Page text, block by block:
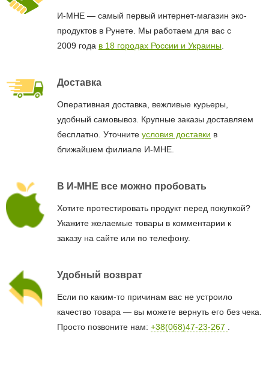
И-МНЕ — самый первый интернет-магазин эко-
продуктов в Рунете. Мы работаем для вас с
2009 года в 18 городах России и Украины
Доставка
Оперативная доставка, вежливые курьеры,
удобный самовывоз. Крупные заказы доставляем
бесплатно. Уточните условия доставки в
ближайшем филиале И-МНЕ.
В И-МНЕ все можно пробовать
Хотите протестировать продукт перед покупкой?
Укажите желаемые товары в комментарии к
заказу на сайте или по телефону.
Удобный возврат
Если по каким-то причинам вас не устроило
качество товара — вы можете вернуть его без чека.
Просто позвоните нам: +38(068)47-23-267